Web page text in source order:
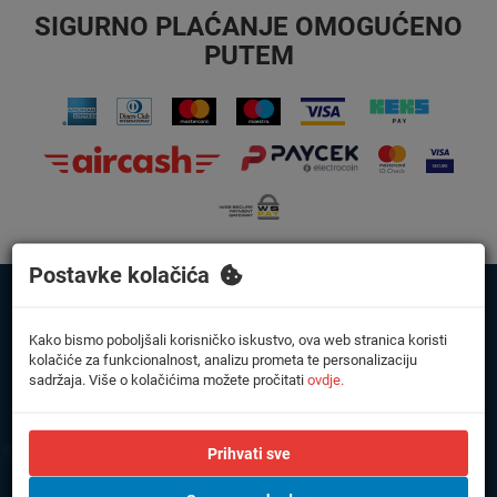
SIGURNO PLAĆANJE OMOGUĆENO
PUTEM
KLIMA KONCEPT d.o.o.
21000 Split, Hrvatska
Poslovnica Zagreb
Postavke kolačića
Kako bismo poboljšali korisničko iskustvo, ova web stranica koristi
kolačiće za funkcionalnost, analizu prometa te personalizaciju
sadržaja. Više o kolačićima možete pročitati ovdje.
Prihvati sve